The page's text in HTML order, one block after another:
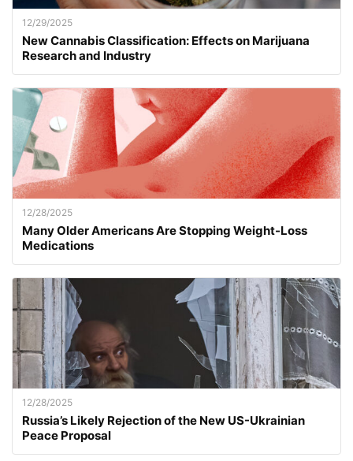
12/29/2025
New Cannabis Classification: Effects on Marijuana
Research and Industry
12/28/2025
Many Older Americans Are Stopping Weight-Loss
Medications
12/28/2025
Russia’s Likely Rejection of the New US-Ukrainian
Peace Proposal